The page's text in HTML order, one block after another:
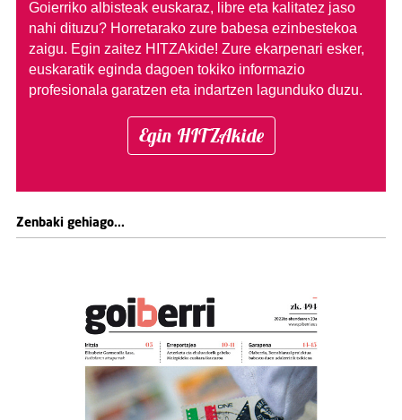
Goierriko albisteak euskaraz, libre eta kalitatez jaso
nahi dituzu? Horretarako zure babesa ezinbestekoa
zaigu. Egin zaitez HITZAkide! Zure ekarpenari esker,
euskaratik eginda dagoen tokiko informazio
profesionala garatzen eta indartzen lagunduko duzu.
Egin HITZAkide
Zenbaki gehiago...